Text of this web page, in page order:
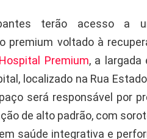
terão acesso a
premium voltado à
Premium, a
localizado na Rua
será responsável por
de alto padrão, com
saúde integrativa e